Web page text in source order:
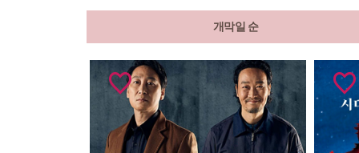
개막일 순